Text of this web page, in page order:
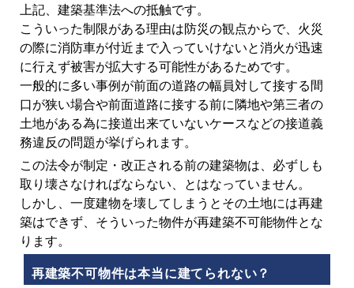
上記、建築基準法への抵触です。
こういった制限がある理由は防災の観点からで、火災
の際に消防車が付近まで入っていけないと消火が迅速
に行えず被害が拡大する可能性があるためです。
一般的に多い事例が前面の道路の幅員対して接する間
口が狭い場合や前面道路に接する前に隣地や第三者の
土地がある為に接道出来ていないケースなどの接道義
務違反の問題が挙げられます。
この法令が制定・改正される前の建築物は、必ずしも
取り壊さなければならない、とはなっていません。
しかし、一度建物を壊してしまうとその土地には再建
築はできず、そういった物件が再建築不可能物件とな
ります。
再建築不可物件は本当に建てられない？